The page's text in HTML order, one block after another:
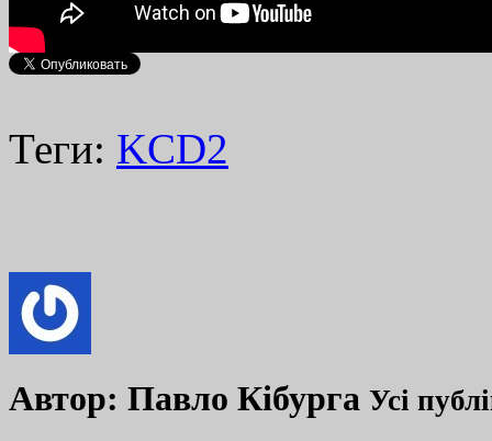
Теги: KCD2
Автор: Павло Кібурга Усі